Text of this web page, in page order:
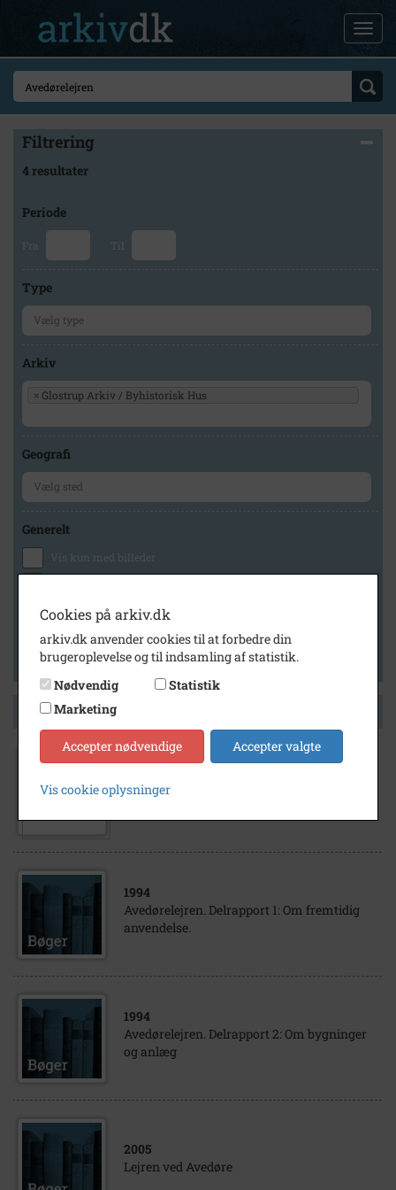
Filtrering
4 resultater
Periode
Fra Til
Type
Arkiv
× Glostrup Arkiv / Byhistorisk Hus
Geografi
Generelt
Vis kun med billeder
Vis kun med lydklip
Vis kun med kilder
Vis kun med geo-tag
Side 1 af 1
Brandsprøjte. Sted: Avedørelejren.
1994
Avedørelejren. Delrapport 1: Om fremtidig
anvendelse.
1994
Avedørelejren. Delrapport 2: Om bygninger
og anlæg
2005
Lejren ved Avedøre
Cookies på arkiv.dk
arkiv.dk anvender cookies til at forbedre din
brugeroplevelse og til indsamling af statistik.
Nødvendig
Statistik
Marketing
Accepter nødvendige Accepter valgte
Vis cookie oplysninger